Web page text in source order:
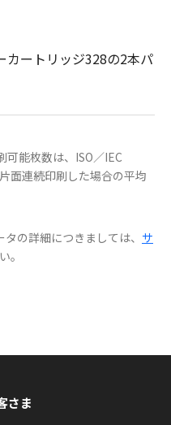
ートリッジ328の2本パ
可能枚数は、ISO／IEC
面連続印刷した場合の平均
の詳細につきましては、 サ
。
さま